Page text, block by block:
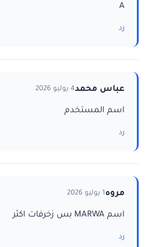
A
رد
عباس محمد4 يوليو 2026
اسم المستخدم
رد
مروه1 يوليو 2026
اسم MARWA بس زخرفات اكثر
رد